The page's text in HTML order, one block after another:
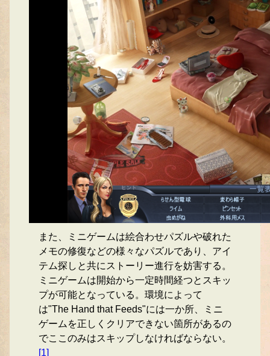
また、ミニゲームは絵合わせパズルや破れた
メモの修復などの様々なパズルであり、アイ
テム探しと共にストーリー進行を妨害する。
ミニゲームは開始から一定時間経つとスキッ
プが可能となっている。環境によって
は"The Hand that Feeds"には一か所、ミニ
ゲームを正しくクリアできない箇所があるの
でここのみはスキップしなければならない。
[1]